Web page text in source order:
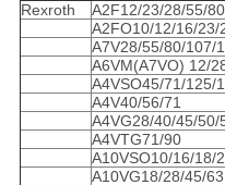
Rexroth
A2F12/23/28/55/
A2FO10/12/16/
A7V28/55/80/107/
A6VM(A7VO) 12/
A4VSO45/71/125/
A4V40/56/71
A4VG28/40/45/
A4VTG71/90
A10VSO10/16/18/
A10VG18/28/45/63